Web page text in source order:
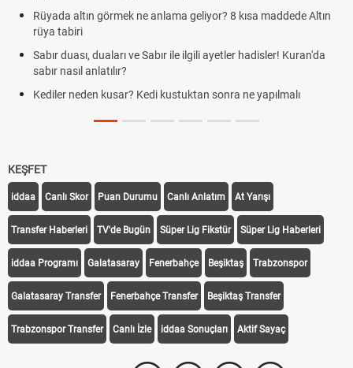
kısa maddede Altın
hadisler! Kuran'da
ne yapılmalı
Cemre düştü mü? Kış cemresi ne zaman
Rüyada kedi görmek en anlama geliyor?
tarifi
KEŞFET
iddaa Canlı Skor Puan Durumu Canlı Anlatım At Yarışı
Transfer Haberleri TV'de Bugün Süper Lig Fikstür Süper Lig Haberleri
iddaa Programı Galatasaray Fenerbahçe Beşiktaş Trabzonspor
Galatasaray Transfer Fenerbahçe Transfer Beşiktaş Transfer
Trabzonspor Transfer Canlı İzle iddaa Sonuçları Aktif Sayaç